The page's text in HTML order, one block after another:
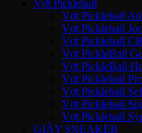
Vợt Pickleball
Vợt Pickleball
Vợt Pickleball
Vợt Pickleball
Vợt PickleBall
Vợt PickleBall
Vợt Pickleball
Vợt Pickleball
Vợt Pickleball
Vợt Pickleball
GIÀY SNEAKER